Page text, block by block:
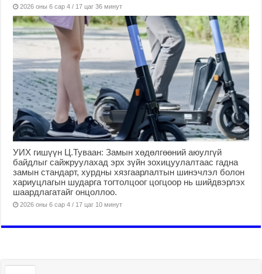
2026 оны 6 сар 4 / 17 цаг 36 минут
УИХ гишүүн Ц.Туваан: Замын хөдөлгөөний аюулгүй
байдлыг сайжруулахад эрх зүйн зохицуулалтаас гадна
замын стандарт, хурдны хязгаарлалтын шинэчлэл болон
хариуцлагын шударга тогтолцоог цогцоор нь шийдвэрлэх
шаардлагатайг онцоллоо.
2026 оны 6 сар 4 / 17 цаг 10 минут